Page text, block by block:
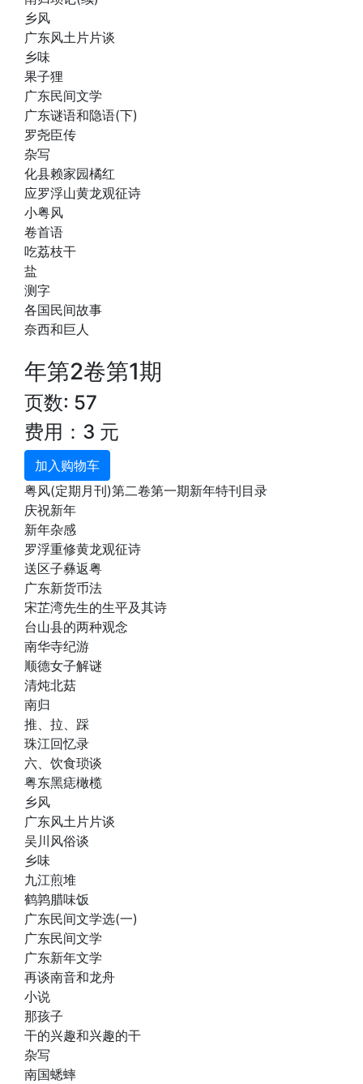
乡风
广东风土片片谈
乡味
果子狸
广东民间文学
广东谜语和隐语(下)
罗尧臣传
杂写
化县赖家园橘红
应罗浮山黄龙观征诗
小粤风
卷首语
吃荔枝干
盐
测字
各国民间故事
奈西和巨人
年第2卷第1期
页数: 57
费用：3 元
加入购物车
粤风(定期月刊)第二卷第一期新年特刊目录
庆祝新年
新年杂感
罗浮重修黄龙观征诗
送区子彝返粤
广东新货币法
宋芷湾先生的生平及其诗
台山县的两种观念
南华寺纪游
顺德女子解谜
清炖北菇
南归
推、拉、踩
珠江回忆录
六、饮食琐谈
粤东黑痣橄榄
乡风
广东风土片片谈
吴川风俗谈
乡味
九江煎堆
鹤鹑腊味饭
广东民间文学选(一)
广东民间文学
广东新年文学
再谈南音和龙舟
小说
那孩子
干的兴趣和兴趣的干
杂写
南国蟋蟀